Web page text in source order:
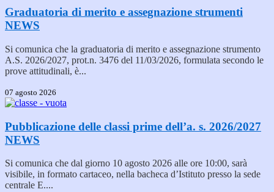
Graduatoria di merito e assegnazione strumenti
NEWS
Si comunica che la graduatoria di merito e assegnazione strumento
A.S. 2026/2027, prot.n. 3476 del 11/03/2026, formulata secondo le
prove attitudinali, è...
07 agosto 2026
Pubblicazione delle classi prime dell’a. s. 2026/2027
NEWS
Si comunica che dal giorno 10 agosto 2026 alle ore 10:00, sarà
visibile, in formato cartaceo, nella bacheca d’Istituto presso la sede
centrale E....